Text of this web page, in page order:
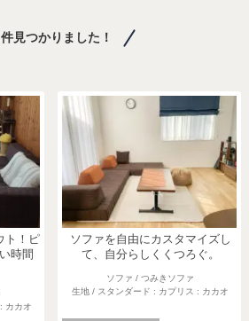
件見つかりました！
ト！ピ
時間
カカオ
ソファを自由にカスタマイズし
て、自分らしくくつろぐ。
ソファ / つみきソファ
生地 / スタンダード : カプリス : カカオ